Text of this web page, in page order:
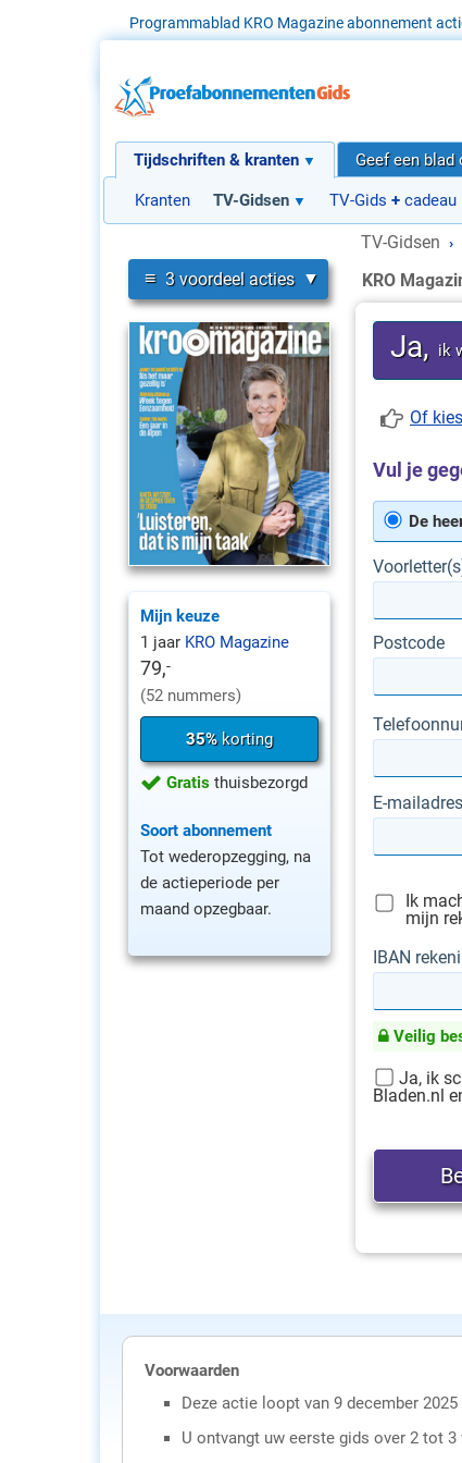
Programmablad KRO Magazine abonnement
Tijdschriften & kranten
Kranten TV-Gidsen TV-Gids + cadeau
Geef een blad
TV-Gidsen ›
≡ 3 voordeel acties
Mijn keuze
1 jaar KRO Magazine
79,-
(52 nummers)
35%korting
Gratis thuisbezorgd
Soort abonnement
Tot wederopzegging, na
de actieperiode per
maand opzegbaar.
KRO
Ja, ik
Of
Vul je
De
Postcode
E-mailadres
Ik
mijn
IBAN
Veilig
Ja, ik
Bladen.nl
Voorwaarden
Deze actie loopt van 9 december
U ontvangt uw eerste gids over 2 tot 3